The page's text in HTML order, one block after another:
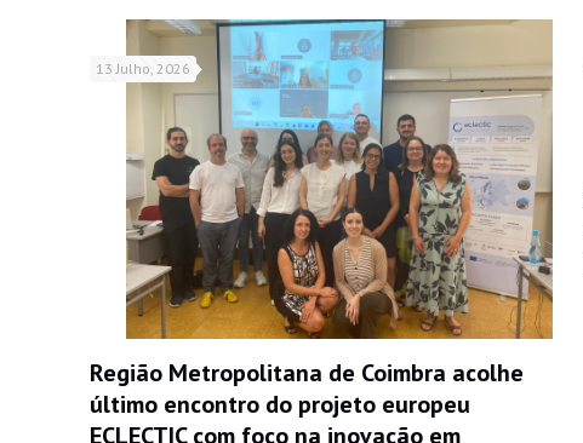
13 Julho, 2026
Região Metropolitana de Coimbra acolhe
último encontro do projeto europeu
ECLECTIC com foco na inovação em